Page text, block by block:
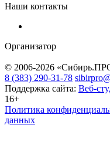
Наши контакты
Организатор
© 2006-2026
8 (383) 290-31-78
Поддержка сайта: Веб-
16+
Политика
данных